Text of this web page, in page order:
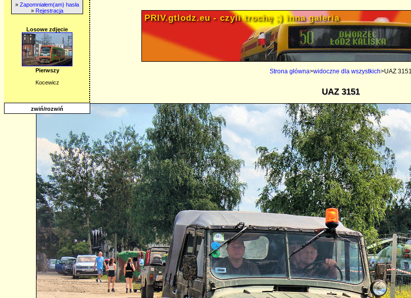
» Zapomniałem(am) hasła
» Rejestracja
Losowe zdjęcie
Pierwszy
Kocewicz
zwiń/rozwiń
PRIV.gtlodz.eu - czyli trochę ;) inna galeria
Strona główna>widoczne dla wszystkich>UAZ 3151
UAZ 3151